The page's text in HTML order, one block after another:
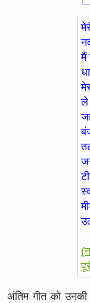
मैं
ले
अंतिम गीत को उनकी